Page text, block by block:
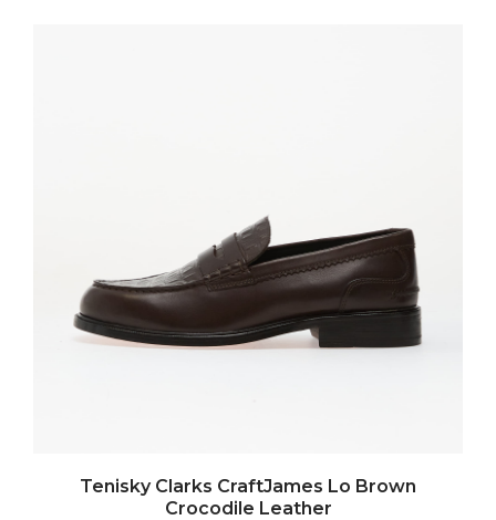
Tenisky Clarks CraftJames Lo Brown
Crocodile Leather